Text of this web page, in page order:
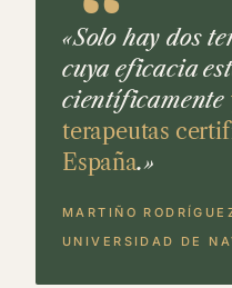
«Solo hay dos
cuya eficacia
científicamente
terapeutas
España.»
MARTIÑO
UNIVERSIDAD DE